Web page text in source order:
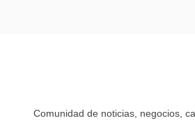
Comunidad de noticias, negocios,